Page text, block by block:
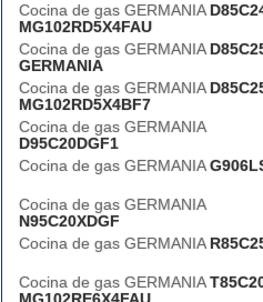
Cocina de gas GERMANIA
MG102RD5X4FAU
Cocina de gas GERMANIA
GERMANIA
Cocina de gas GERMANIA
MG102RD5X4BF7
Cocina de gas GERMANIA
D95C20DGF1
Cocina de gas GERMANIA
Cocina de gas GERMANIA
N95C20XDGF
Cocina de gas GERMANIA
Cocina de gas GERMANIA